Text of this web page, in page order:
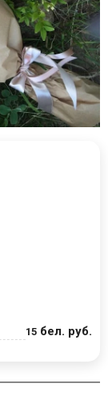
15 бел. руб.